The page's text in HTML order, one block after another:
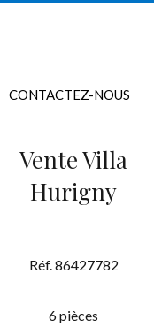
CONTACTEZ-NOUS
Vente Villa
Hurigny
Réf. 86427782
6 pièces